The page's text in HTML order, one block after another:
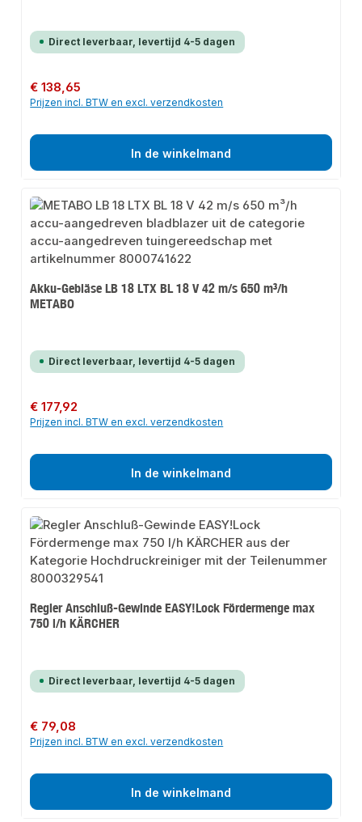
Direct leverbaar, levertijd 4-5 dagen
Normale prijs:
€ 138,65
Prijzen incl. BTW en excl. verzendkosten
In de winkelmand
Akku-Gebläse LB 18 LTX BL 18 V 42 m/s 650 m³/h
METABO
Direct leverbaar, levertijd 4-5 dagen
Normale prijs:
€ 177,92
Prijzen incl. BTW en excl. verzendkosten
In de winkelmand
Regler Anschluß-Gewinde EASY!Lock Fördermenge max
750 l/h KÄRCHER
Direct leverbaar, levertijd 4-5 dagen
Normale prijs:
€ 79,08
Prijzen incl. BTW en excl. verzendkosten
In de winkelmand